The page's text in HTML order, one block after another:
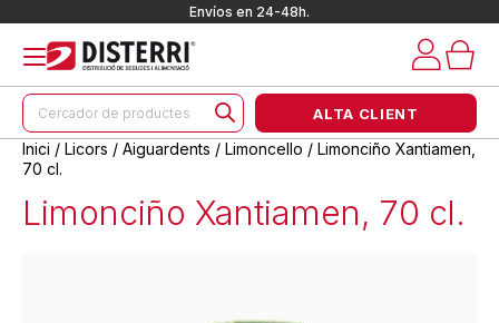
Envíos en 24-48h.
Products
search
ALTA CLIENT
Inici / Licors / Aiguardents / Limoncello / Limonciño Xantiamen,
70 cl.
Limonciño Xantiamen, 70 cl.